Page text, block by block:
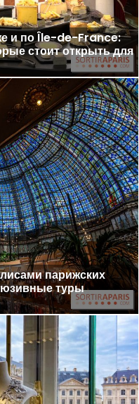
и по Île-de-France:
стоит открыть для
парижских
туры